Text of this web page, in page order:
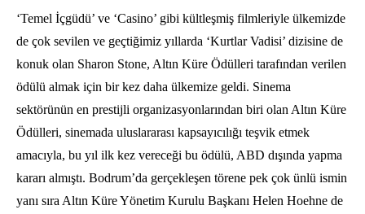
‘Temel İçgüdü’ ve ‘Casino’ gibi kültleşmiş filmleriyle ülkemizde
de çok sevilen ve geçtiğimiz yıllarda ‘Kurtlar Vadisi’ dizisine de
konuk olan Sharon Stone, Altın Küre Ödülleri tarafından verilen
ödülü almak için bir kez daha ülkemize geldi. Sinema
sektörünün en prestijli organizasyonlarından biri olan Altın Küre
Ödülleri, sinemada uluslararası kapsayıcılığı teşvik etmek
amacıyla, bu yıl ilk kez vereceği bu ödülü, ABD dışında yapma
kararı almıştı. Bodrum’da gerçekleşen törene pek çok ünlü ismin
yanı sıra Altın Küre Yönetim Kurulu Başkanı Helen Hoehne de